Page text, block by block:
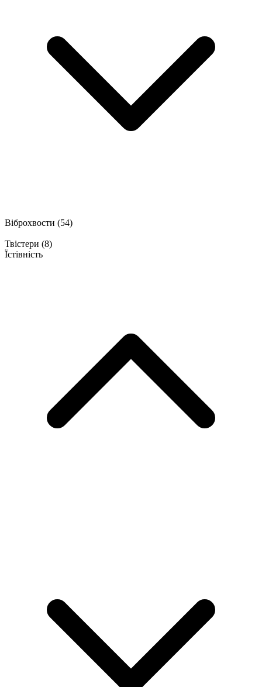
Віброхвости (54)
Твістери (8)
Їстівність